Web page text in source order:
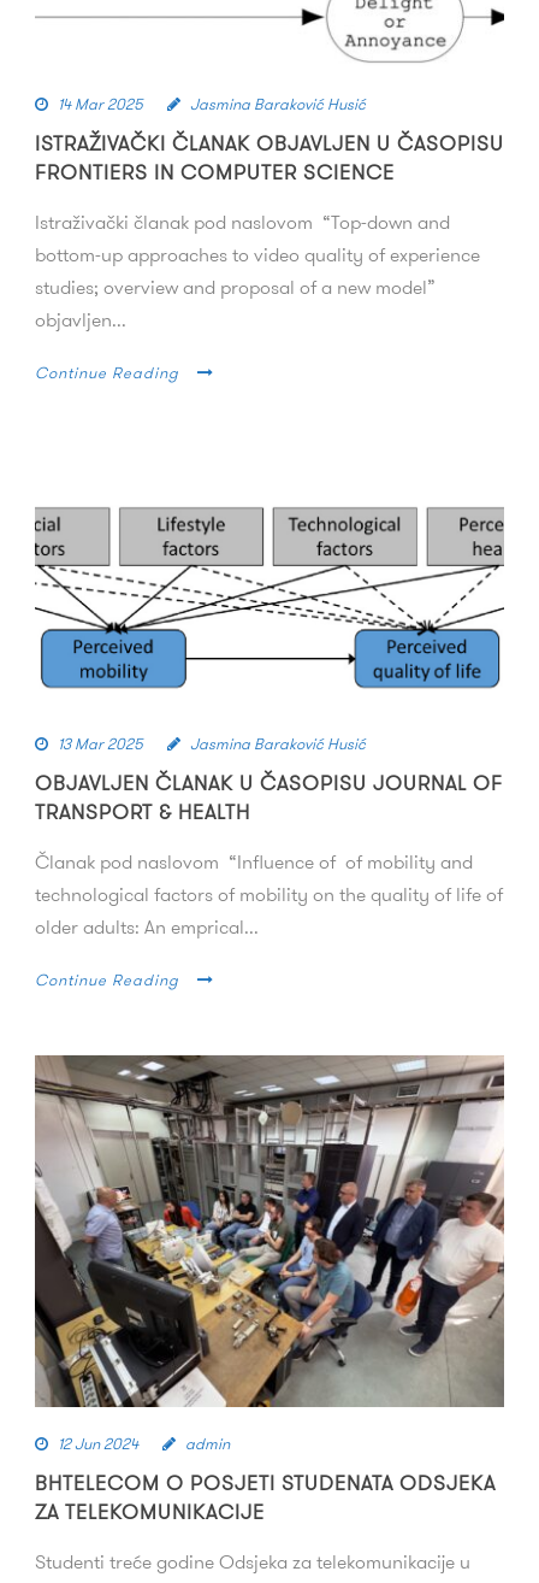
14 Mar 2025 Jasmina Baraković Husić
ISTRAŽIVAČKI ČLANAK OBJAVLJEN U ČASOPISU
FRONTIERS IN COMPUTER SCIENCE
Istraživački članak pod naslovom “Top-down and
bottom-up approaches to video quality of experience
studies; overview and proposal of a new model”
objavljen...
Continue Reading
13 Mar 2025 Jasmina Baraković Husić
OBJAVLJEN ČLANAK U ČASOPISU JOURNAL OF
TRANSPORT & HEALTH
Članak pod naslovom “Influence of of mobility and
technological factors of mobility on the quality of life of
older adults: An emprical...
Continue Reading
12 Jun 2024 admin
BHTELECOM O POSJETI STUDENATA ODSJEKA
ZA TELEKOMUNIKACIJE
Studenti treće godine Odsjeka za telekomunikacije u